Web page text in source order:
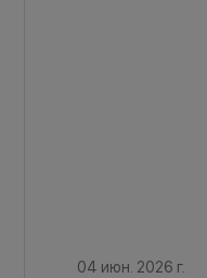
04 июн. 2026 г.